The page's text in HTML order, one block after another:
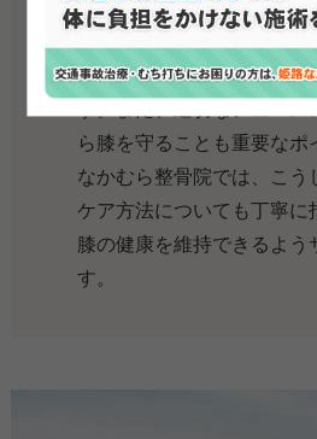
のケアも欠かせません。例
や重い物を持ち上げる際に
るため、適切な方法を用い
ら膝を守ることも重要なポ
なかむら整骨院では、こう
ケア方法についても丁寧に
膝の健康を維持できるよう
す。